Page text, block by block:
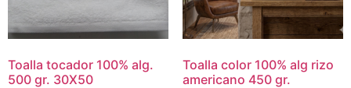
Toalla tocador 100% alg.
500 gr. 30X50
Toalla color 100% alg rizo
americano 450 gr.